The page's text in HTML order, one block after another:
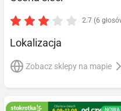
2.7 (6
Lokalizacja
Zobacz sklepy na mapie
NOWA